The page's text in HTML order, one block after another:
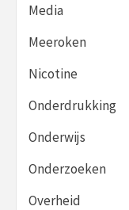
Media
Meeroken
Nicotine
Onderdrukking
Onderwijs
Onderzoeken
Overheid